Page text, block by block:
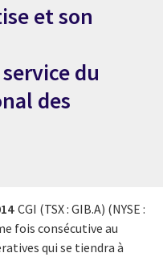
et son
du
des
CGI (TSX : GIB.A) (NYSE :
fois consécutive au
qui se tiendra à